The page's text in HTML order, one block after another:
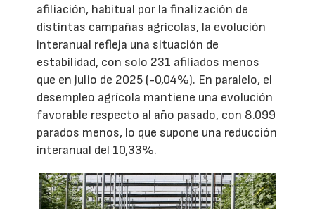
afiliación, habitual por la finalización de
distintas campañas agrícolas, la evolución
interanual refleja una situación de
estabilidad, con solo 231 afiliados menos
que en julio de 2025 (-0,04%). En paralelo, el
desempleo agrícola mantiene una evolución
favorable respecto al año pasado, con 8.099
parados menos, lo que supone una reducción
interanual del 10,33%.